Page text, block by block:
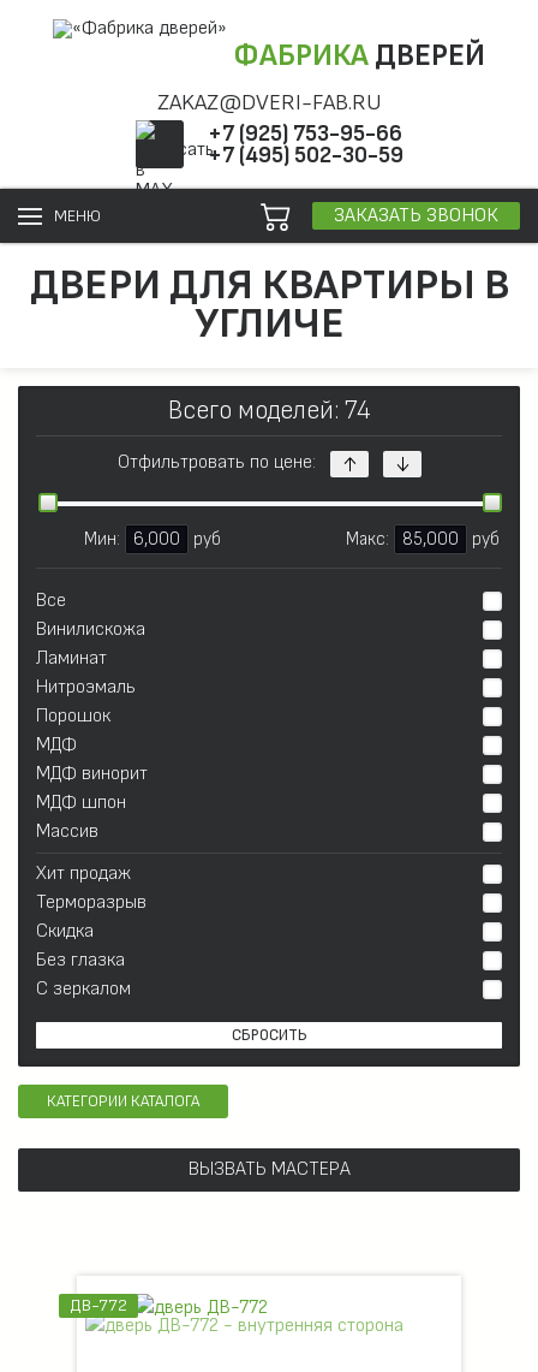
ФАБРИКАДВЕРЕЙ
ZAKAZ@DVERI-FAB.RU
+7 (925) 753-95-66
+7 (495) 502-30-59
МЕНЮ ЗАКАЗАТЬ ЗВОНОК
ДВЕРИ ДЛЯ КВАРТИРЫ В
УГЛИЧЕ
Всего моделей: 74
Отфильтровать по цене:
Мин: 6,000 руб Макс: 85,000 руб
Все
Винилискожа
Ламинат
Нитроэмаль
Порошок
МДФ
МДФ винорит
МДФ шпон
Массив
Хит продаж
Терморазрыв
Скидка
Без глазка
С зеркалом
СБРОСИТЬ
КАТЕГОРИИ КАТАЛОГА
ВЫЗВАТЬ МАСТЕРА
ДВ-772